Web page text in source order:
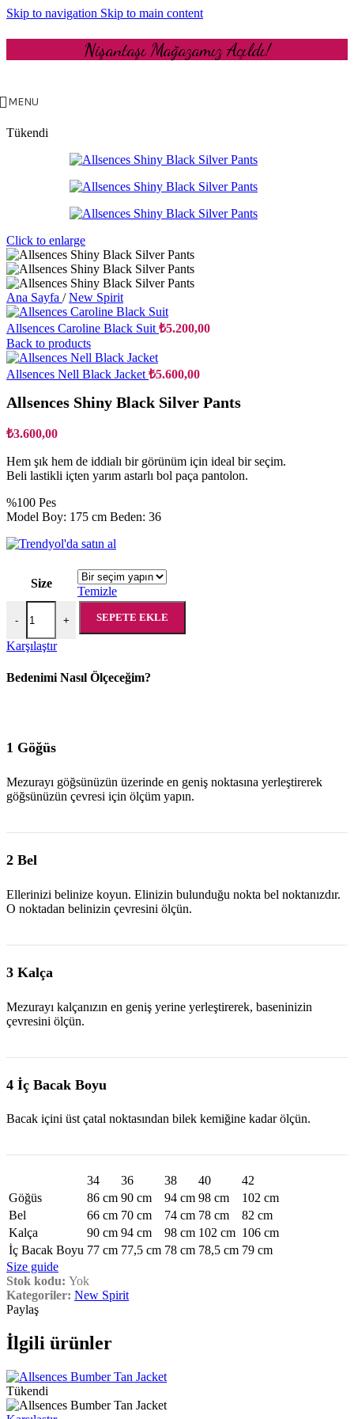
Skip to navigation Skip to main content
Nişantaşı Mağazamız Açıldı!
MENU
Tükendi
Click to enlarge
Ana Sayfa / New Spirit
Allsences Caroline Black Suit ₺5.200,00
Back to products
Allsences Nell Black Jacket ₺5.600,00
Allsences Shiny Black Silver Pants
₺3.600,00
Hem şık hem de iddialı bir görünüm için ideal bir seçim.
Beli lastikli içten yarım astarlı bol paça pantolon.
%100 Pes
Model Boy: 175 cm Beden: 36
Size
Temizle
-
Allsences Shiny Black Silver Pants adet
+ SEPETE EKLE
Karşılaştır
Bedenimi Nasıl Ölçeceğim?
1 Göğüs
Mezurayı göğsünüzün üzerinde en geniş noktasına yerleştirerek
göğsünüzün çevresi için ölçüm yapın.
2 Bel
Ellerinizi belinize koyun. Elinizin bulunduğu nokta bel noktanızdır.
O noktadan belinizin çevresini ölçün.
3 Kalça
Mezurayı kalçanızın en geniş yerine yerleştirerek, baseninizin
çevresini ölçün.
4 İç Bacak Boyu
Bacak içini üst çatal noktasından bilek kemiğine kadar ölçün.
34 36 38 40
42
Göğüs
86 cm 90 cm 94 cm 98 cm
102 cm
Bel
66 cm 70 cm 74 cm 78 cm
82 cm
Kalça
90 cm 94 cm 98 cm 102 cm 106 cm
İç Bacak Boyu 77 cm 77,5 cm 78 cm 78,5 cm 79 cm
Size guide
Stok kodu: Yok
Kategoriler: New Spirit
Paylaş
İlgili ürünler
Tükendi